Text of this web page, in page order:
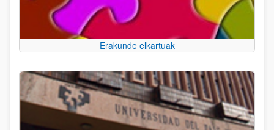
Erakunde elkartuak